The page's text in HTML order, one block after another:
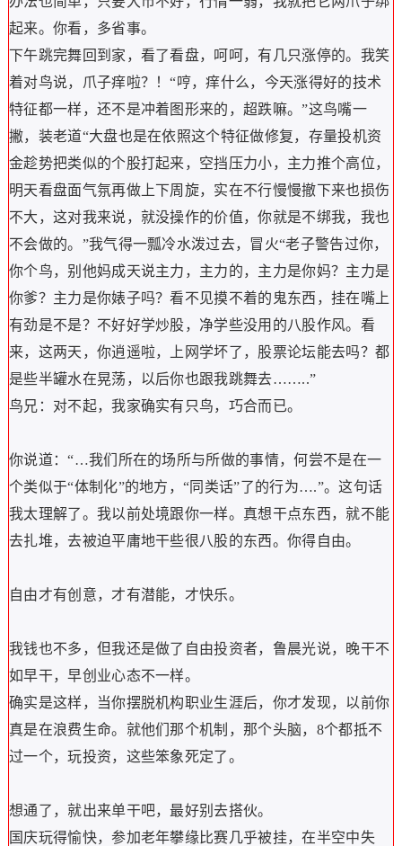
起来。你看，多省事。
下午跳完舞回到家，看了看盘，呵呵，有几只涨停的。我笑
着对鸟说，爪子痒啦？！“哼，痒什么，今天涨得好的技术
特征都一样，还不是冲着图形来的，超跌嘛。”这鸟嘴一
撇，装老道“大盘也是在依照这个特征做修复，存量投机资
金趁势把类似的个股打起来，空挡压力小，主力推个高位，
明天看盘面气氛再做上下周旋，实在不行慢慢撤下来也损伤
不大，这对我来说，就没操作的价值，你就是不绑我，我也
不会做的。”我气得一瓢冷水泼过去，冒火“老子警告过你，
你个鸟，别他妈成天说主力，主力的，主力是你妈？主力是
你爹？主力是你婊子吗？看不见摸不着的鬼东西，挂在嘴上
有劲是不是？不好好学炒股，净学些没用的八股作风。看
来，这两天，你逍遥啦，上网学坏了，股票论坛能去吗？都
是些半罐水在晃荡，以后你也跟我跳舞去……..”
鸟兄：对不起，我家确实有只鸟，巧合而已。
你说道：“…我们所在的场所与所做的事情，何尝不是在一
个类似于“体制化”的地方，“同类话”了的行为….”。这句话
我太理解了。我以前处境跟你一样。真想干点东西，就不能
去扎堆，去被迫平庸地干些很八股的东西。你得自由。
自由才有创意，才有潜能，才快乐。
我钱也不多，但我还是做了自由投资者，鲁晨光说，晚干不
如早干，早创业心态不一样。
确实是这样，当你摆脱机构职业生涯后，你才发现，以前你
真是在浪费生命。就他们那个机制，那个头脑，8个都抵不
过一个，玩投资，这些笨象死定了。
想通了，就出来单干吧，最好别去搭伙。
国庆玩得愉快，参加老年攀缘比赛几乎被挂，在半空中失